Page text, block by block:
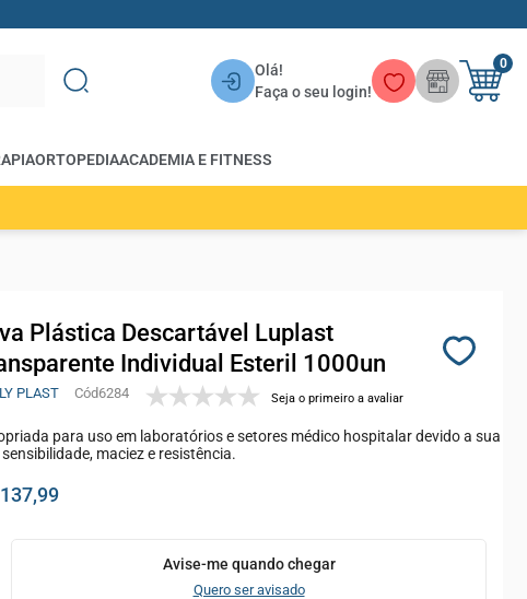
Olá!
Faça o seu login!
0
ORTOPEDIAACADEMIA E FITNESS
Plástica Descartável Luplast
Individual Esteril 1000un
PLAST 6284 Seja o primeiro a avaliar
para uso em laboratórios e setores médico hospitalar devido a sua
maciez e resistência.
Avise-me quando chegar
Quero ser avisado